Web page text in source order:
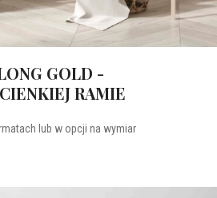
GOLD -
RAMIE
lub w opcji na wymiar